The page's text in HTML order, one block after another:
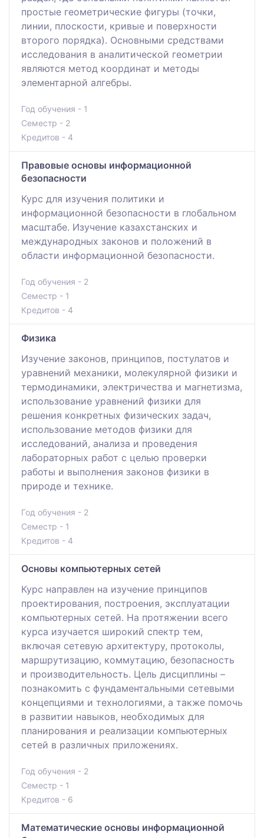
простые геометрические фигуры (точки,
линии, плоскости, кривые и поверхности
второго порядка). Основными средствами
исследования в аналитической геометрии
являются метод координат и методы
элементарной алгебры.
Год обучения - 1
Семестр - 2
Кредитов - 4
Правовые основы информационной
безопасности
Курс для изучения политики и
информационной безопасности в глобальном
масштабе. Изучение казахстанских и
международных законов и положений в
области информационной безопасности.
Год обучения - 2
Семестр - 1
Кредитов - 4
Физика
Изучение законов, принципов, постулатов и
уравнений механики, молекулярной физики и
термодинамики, электричества и магнетизма,
использование уравнений физики для
решения конкретных физических задач,
использование методов физики для
исследований, анализа и проведения
лабораторных работ с целью проверки
работы и выполнения законов физики в
природе и технике.
Год обучения - 2
Семестр - 1
Кредитов - 4
Основы компьютерных сетей
Курс направлен на изучение принципов
проектирования, построения, эксплуатации
компьютерных сетей. На протяжении всего
курса изучается широкий спектр тем,
включая сетевую архитектуру, протоколы,
маршрутизацию, коммутацию, безопасность
и производительность. Цель дисциплины –
познакомить с фундаментальными сетевыми
концепциями и технологиями, а также помочь
в развитии навыков, необходимых для
планирования и реализации компьютерных
сетей в различных приложениях.
Год обучения - 2
Семестр - 1
Кредитов - 6
Математические основы информационной